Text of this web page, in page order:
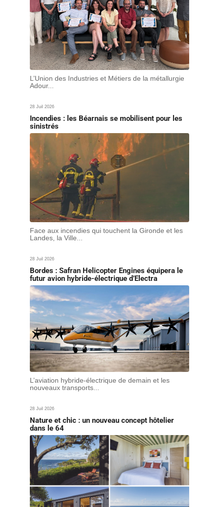
L’Union des Industries et Métiers de la métallurgie
Adour...
28 Juil 2026
Incendies : les Béarnais se mobilisent pour les
sinistrés
Face aux incendies qui touchent la Gironde et les
Landes, la Ville...
28 Juil 2026
Bordes : Safran Helicopter Engines équipera le
futur avion hybride-électrique d’Electra
L’aviation hybride-électrique de demain et les
nouveaux transports...
28 Juil 2026
Nature et chic : un nouveau concept hôtelier
dans le 64